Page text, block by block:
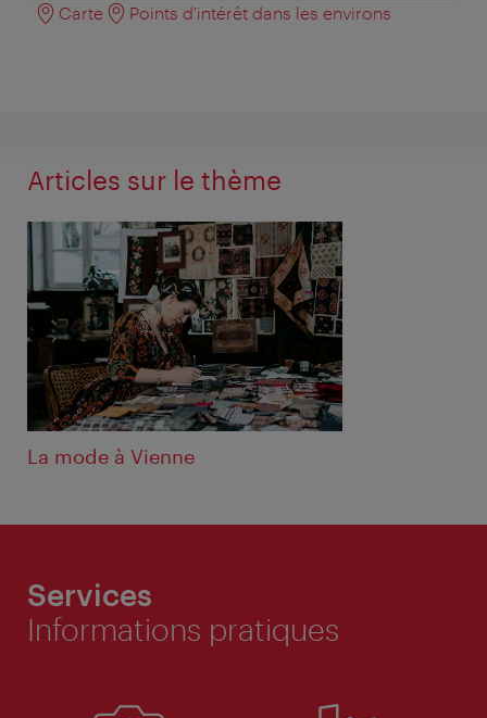
Carte Points d'intérêt dans les environs
Articles sur le thème
La mode à Vienne
Services
Informations pratiques